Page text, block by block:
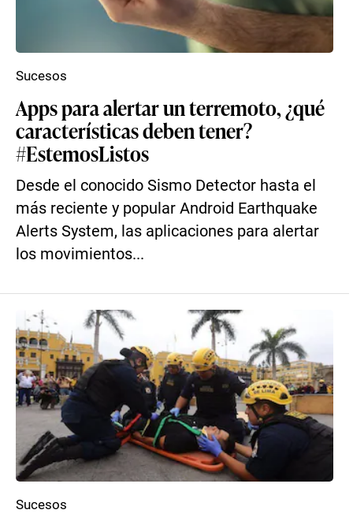
Apps para alertar un terremoto, ¿qué
características deben tener?
#EstemosListos
Desde el conocido Sismo Detector hasta el
más reciente y popular Android Earthquake
Alerts System, las aplicaciones para alertar
los movimientos...
Sucesos
Sucesos